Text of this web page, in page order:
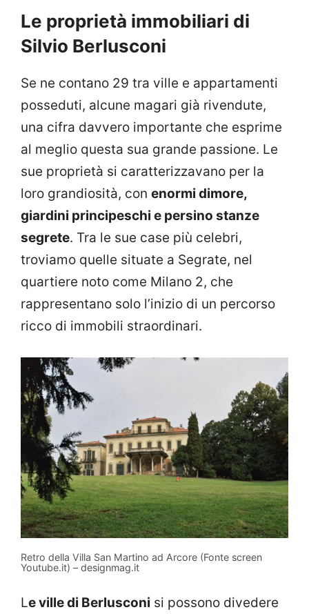
Le proprietà immobiliari di
Silvio Berlusconi
Se ne contano 29 tra ville e appartamenti
posseduti, alcune magari già rivendute,
una cifra davvero importante che esprime
al meglio questa sua grande passione. Le
sue proprietà si caratterizzavano per la
loro grandiosità, con enormi dimore,
giardini principeschi e persino stanze
segrete. Tra le sue case più celebri,
troviamo quelle situate a Segrate, nel
quartiere noto come Milano 2, che
rappresentano solo l’inizio di un percorso
ricco di immobili straordinari.
Retro della Villa San Martino ad Arcore (Fonte screen
Youtube.it) – designmag.it
Le ville di Berlusconi si possono divedere